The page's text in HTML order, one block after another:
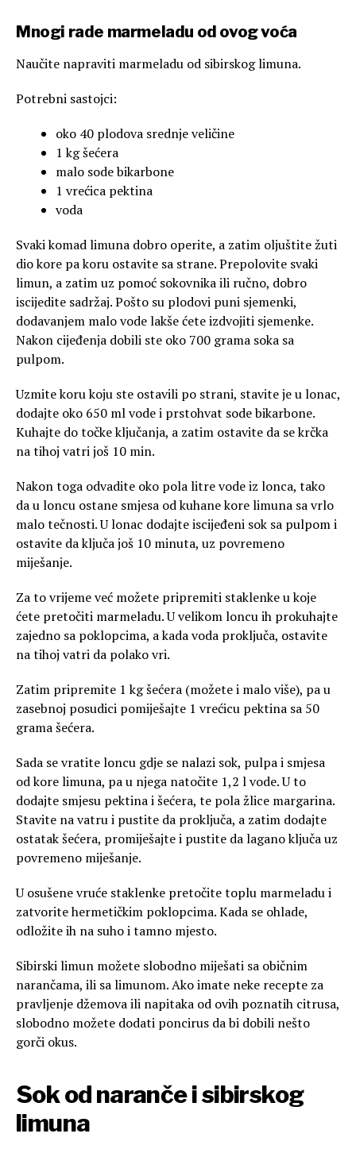
Mnogi rade marmeladu od ovog voća
Naučite napraviti marmeladu od sibirskog limuna.
Potrebni sastojci:
oko 40 plodova srednje veličine
1 kg šećera
malo sode bikarbone
1 vrećica pektina
voda
Svaki komad limuna dobro operite, a zatim oljuštite žuti
dio kore pa koru ostavite sa strane. Prepolovite svaki
limun, a zatim uz pomoć sokovnika ili ručno, dobro
iscijedite sadržaj. Pošto su plodovi puni sjemenki,
dodavanjem malo vode lakše ćete izdvojiti sjemenke.
Nakon cijeđenja dobili ste oko 700 grama soka sa
pulpom.
Uzmite koru koju ste ostavili po strani, stavite je u lonac,
dodajte oko 650 ml vode i prstohvat sode bikarbone.
Kuhajte do točke ključanja, a zatim ostavite da se krčka
na tihoj vatri još 10 min.
Nakon toga odvadite oko pola litre vode iz lonca, tako
da u loncu ostane smjesa od kuhane kore limuna sa vrlo
malo tečnosti. U lonac dodajte iscijeđeni sok sa pulpom i
ostavite da ključa još 10 minuta, uz povremeno
miješanje.
Za to vrijeme već možete pripremiti staklenke u koje
ćete pretočiti marmeladu. U velikom loncu ih prokuhajte
zajedno sa poklopcima, a kada voda proključa, ostavite
na tihoj vatri da polako vri.
Zatim pripremite 1 kg šećera (možete i malo više), pa u
zasebnoj posudici pomiješajte 1 vrećicu pektina sa 50
grama šećera.
Sada se vratite loncu gdje se nalazi sok, pulpa i smjesa
od kore limuna, pa u njega natočite 1,2 l vode. U to
dodajte smjesu pektina i šećera, te pola žlice margarina.
Stavite na vatru i pustite da proključa, a zatim dodajte
ostatak šećera, promiješajte i pustite da lagano ključa uz
povremeno miješanje.
U osušene vruće staklenke pretočite toplu marmeladu i
zatvorite hermetičkim poklopcima. Kada se ohlade,
odložite ih na suho i tamno mjesto.
Sibirski limun možete slobodno miješati sa običnim
narančama, ili sa limunom. Ako imate neke recepte za
pravljenje džemova ili napitaka od ovih poznatih citrusa,
slobodno možete dodati poncirus da bi dobili nešto
gorči okus.
Sok od naranče i sibirskog
limuna